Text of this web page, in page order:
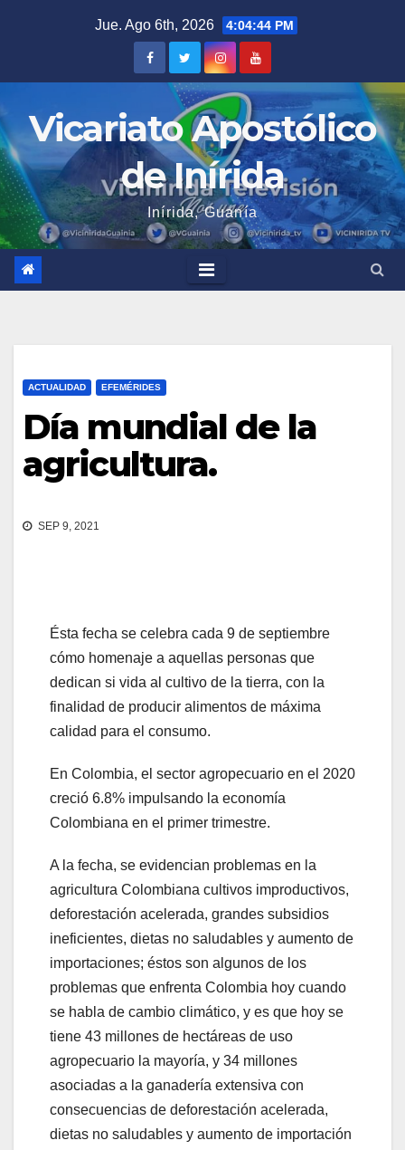
Jue. Ago 6th, 2026 4:04:45 PM
Vicariato Apostólico
de Inírida
Inírida, Guanía
ACTUALIDAD EFEMÉRIDES
Día mundial de la
agricultura.
SEP 9, 2021
Ésta fecha se celebra cada 9 de septiembre
cómo homenaje a aquellas personas que
dedican si vida al cultivo de la tierra, con la
finalidad de producir alimentos de máxima
calidad para el consumo.
En Colombia, el sector agropecuario en el 2020
creció 6.8% impulsando la economía
Colombiana en el primer trimestre.
A la fecha, se evidencian problemas en la
agricultura Colombiana cultivos improductivos,
deforestación acelerada, grandes subsidios
ineficientes, dietas no saludables y aumento de
importaciones; éstos son algunos de los
problemas que enfrenta Colombia hoy cuando
se habla de cambio climático, y es que hoy se
tiene 43 millones de hectáreas de uso
agropecuario la mayoría, y 34 millones
asociadas a la ganadería extensiva con
consecuencias de deforestación acelerada,
dietas no saludables y aumento de importación